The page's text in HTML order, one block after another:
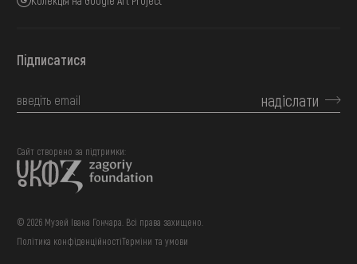
Підписатися
надіслати
© 2026 Музей Івана Гончара. Всі права захищено.
Сайт створено за підтримки:
Політика конфіденційностіТерміни та умови